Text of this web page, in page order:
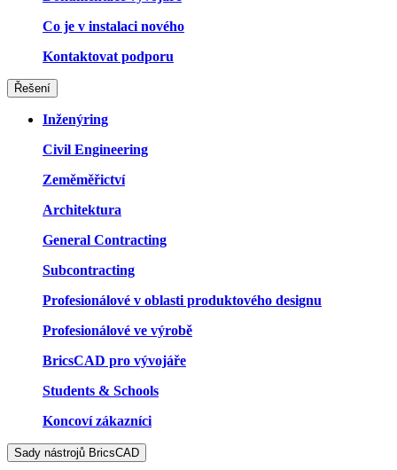
Co je v instalaci nového
Kontaktovat podporu
Řešení
Inženýring
Civil Engineering
Zeměměřictví
Architektura
General Contracting
Subcontracting
Profesionálové v oblasti produktového designu
Profesionálové ve výrobě
BricsCAD pro vývojáře
Students & Schools
Koncoví zákazníci
Sady nástrojů BricsCAD